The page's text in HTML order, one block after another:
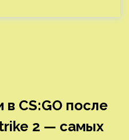
CS:GO после
2 — самых